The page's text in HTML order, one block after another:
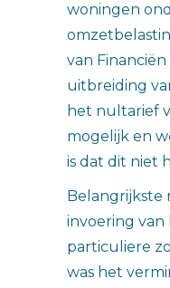
woningen
van
uitbreiding
het nultarief
mogelijk en
is dat dit niet
Belangrijkste
invoering
particuliere
was het